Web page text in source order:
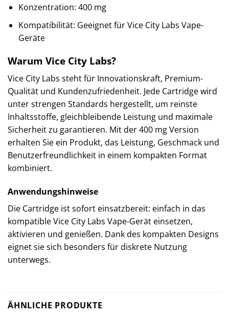
Konzentration: 400 mg
Kompatibilität: Geeignet für Vice City Labs Vape-
Geräte
Warum Vice City Labs?
Vice City Labs steht für Innovationskraft, Premium-
Qualität und Kundenzufriedenheit. Jede Cartridge wird
unter strengen Standards hergestellt, um reinste
Inhaltsstoffe, gleichbleibende Leistung und maximale
Sicherheit zu garantieren. Mit der 400 mg Version
erhalten Sie ein Produkt, das Leistung, Geschmack und
Benutzerfreundlichkeit in einem kompakten Format
kombiniert.
Anwendungshinweise
Die Cartridge ist sofort einsatzbereit: einfach in das
kompatible Vice City Labs Vape-Gerät einsetzen,
aktivieren und genießen. Dank des kompakten Designs
eignet sie sich besonders für diskrete Nutzung
unterwegs.
ÄHNLICHE PRODUKTE